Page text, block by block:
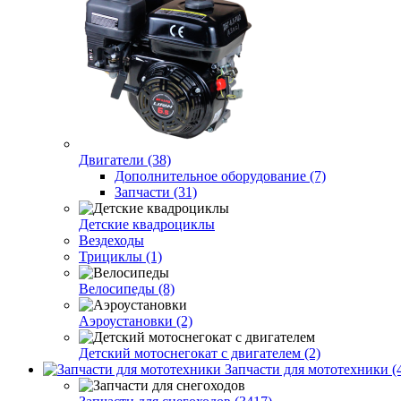
Двигатели (38)
Дополнительное оборудование (7)
Запчасти (31)
Детские квадроциклы
Вездеходы
Трициклы (1)
Велосипеды (8)
Аэроустановки (2)
Детский мотоснегокат с двигателем (2)
Запчасти для мототехники